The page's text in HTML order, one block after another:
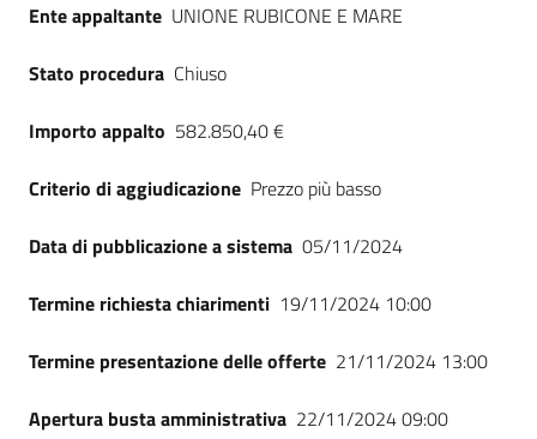
Ente appaltante UNIONE RUBICONE E MARE
Stato procedura Chiuso
Importo appalto 582.850,40 €
Criterio di aggiudicazione Prezzo più basso
Data di pubblicazione a sistema 05/11/2024
Termine richiesta chiarimenti 19/11/2024 10:00
Termine presentazione delle offerte 21/11/2024 13:00
Apertura busta amministrativa 22/11/2024 09:00